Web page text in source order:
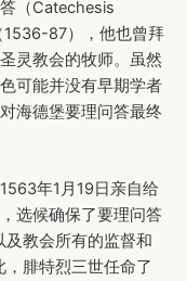
（Catechesis
87），他也曾拜
灵教会的牧师。虽然
可能并没有早期学者
海德堡要理问答最终
年1月19日亲自给
选候确保了要理问答
及教会所有的监督和
腓特烈三世任命了